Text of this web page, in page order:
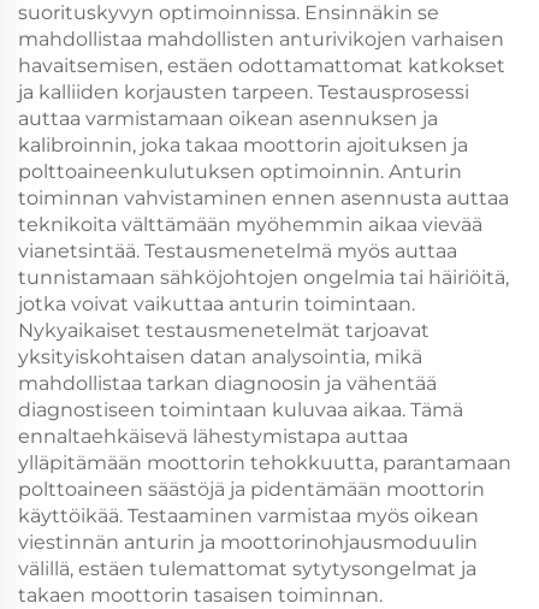
suorituskyvyn optimoinnissa. Ensinnäkin se
mahdollistaa mahdollisten anturivikojen varhaisen
havaitsemisen, estäen odottamattomat katkokset
ja kalliiden korjausten tarpeen. Testausprosessi
auttaa varmistamaan oikean asennuksen ja
kalibroinnin, joka takaa moottorin ajoituksen ja
polttoaineenkulutuksen optimoinnin. Anturin
toiminnan vahvistaminen ennen asennusta auttaa
teknikoita välttämään myöhemmin aikaa vievää
vianetsintää. Testausmenetelmä myös auttaa
tunnistamaan sähköjohtojen ongelmia tai häiriöitä,
jotka voivat vaikuttaa anturin toimintaan.
Nykyaikaiset testausmenetelmät tarjoavat
yksityiskohtaisen datan analysointia, mikä
mahdollistaa tarkan diagnoosin ja vähentää
diagnostiseen toimintaan kuluvaa aikaa. Tämä
ennaltaehkäisevä lähestymistapa auttaa
ylläpitämään moottorin tehokkuutta, parantamaan
polttoaineen säästöjä ja pidentämään moottorin
käyttöikää. Testaaminen varmistaa myös oikean
viestinnän anturin ja moottorinohjausmoduulin
välillä, estäen tulemattomat sytytysongelmat ja
takaen moottorin tasaisen toiminnan.